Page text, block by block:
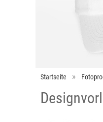
Startseite